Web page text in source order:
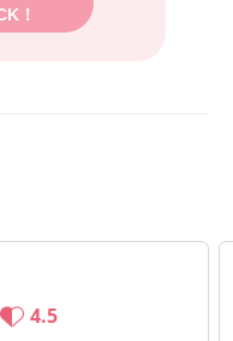
！
4.5